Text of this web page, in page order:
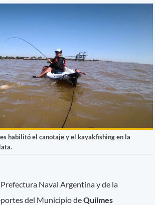
habilitó el canotaje y el kayakfishing en la
Naval Argentina y de la
del Municipio deQuilmes